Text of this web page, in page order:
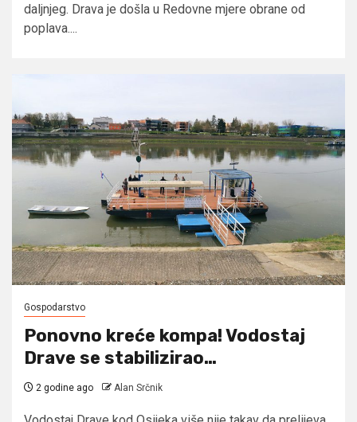
daljnjeg. Drava je došla u Redovne mjere obrane od
poplava....
Gospodarstvo
Ponovno kreće kompa! Vodostaj
Drave se stabilizirao…
2 godine ago Alan Srčnik